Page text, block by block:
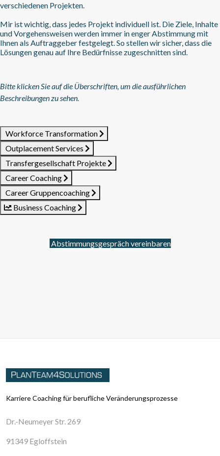
verschiedenen Projekten.
Mir ist wichtig, dass jedes Projekt individuell ist. Die Ziele, Inhalte
und Vorgehensweisen werden immer in enger Abstimmung mit
Ihnen als Auftraggeber festgelegt. So stellen wir sicher, dass die
Lösungen genau auf Ihre Bedürfnisse zugeschnitten sind.
Bitte klicken Sie auf die Überschriften, um die ausführlichen
Beschreibungen zu sehen.
Workforce Transformation
Outplacement Services
Transfergesellschaft Projekte
Career Coaching
Career Gruppencoaching
Business Coaching
Abstimmungsgespräch vereinbaren
Karriere Coaching für berufliche Veränderungsprozesse
Dr.-Neumeyer Str. 269
91349 Egloffstein